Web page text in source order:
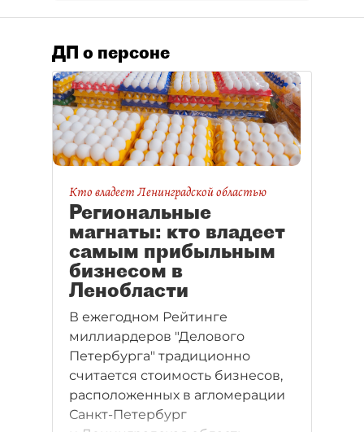
ДП о персоне
Кто владеет Ленинградской областью
Региональные
магнаты: кто владеет
самым прибыльным
бизнесом в
Ленобласти
В ежегодном Рейтинге
миллиардеров "Делового
Петербурга" традиционно
считается стоимость бизнесов,
расположенных в агломерации
Санкт-Петербург